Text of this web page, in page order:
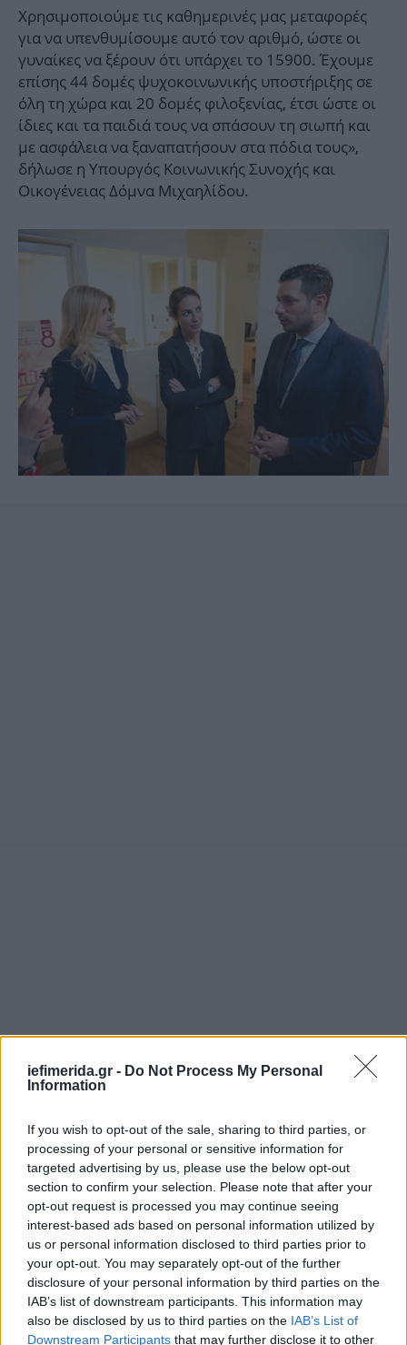
iefimerida.gr - Do Not Process My Personal
Information
If you wish to opt-out of the sale, sharing to third parties, or
processing of your personal or sensitive information for
targeted advertising by us, please use the below opt-out
section to confirm your selection. Please note that after your
opt-out request is processed you may continue seeing
interest-based ads based on personal information utilized by
us or personal information disclosed to third parties prior to
your opt-out. You may separately opt-out of the further
disclosure of your personal information by third parties on the
IAB’s list of downstream participants. This information may
also be disclosed by us to third parties on the IAB’s List of
Downstream Participants that may further disclose it to other
Χρησιμοποιούμε τις καθημερινές μας μεταφορές
για να υπενθυμίσουμε αυτό τον αριθμό, ώστε οι
γυναίκες να ξέρουν ότι υπάρχει το 15900. Έχουμε
επίσης 44 δομές ψυχοκοινωνικής υποστήριξης σε
όλη τη χώρα και 20 δομές φιλοξενίας, έτσι ώστε οι
ίδιες και τα παιδιά τους να σπάσουν τη σιωπή και
με ασφάλεια να ξαναπατήσουν στα πόδια τους»,
δήλωσε η Υπουργός Κοινωνικής Συνοχής και
Οικογένειας Δόμνα Μιχαηλίδου.
«Ενώνουμε τις δυνάμεις μας, ως Υπουργείο
και Οικογένειας και με όλη την ομάδα του Μετρό
της Αθήνας, για να στείλουμε ένα δυνατό και
ξεκάθαρο μήνυμα. Με αφορμή τη σημερινή
Παγκόσμια Ημέρα για την Εξάλειψη της Βίας κατά
των Γυναικών, μια απλή γραμμή όπως το 15900, με
εξειδικευμένους υπαλλήλους, μπορεί να προσφέρει
την υποστήριξη που χρειάζεται μια γυναίκα για να
ζητήσει βοήθεια. Να μιλήσουν όσες έχουν ανάγκη
και να ξέρουν ότι η Πολιτεία είναι δίπλα τους»,
δήλωσε ο Αναπληρωτής Υπουργός Μεταφορών